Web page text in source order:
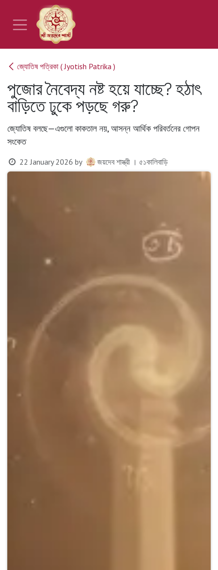
Skip to Content
জ্যোতিষ পত্রিকা ( Jyotish Patrika )
পুজোর নৈবেদ্য নষ্ট হয়ে যাচ্ছে? হঠাৎ
বাড়িতে ঢুকে পড়ছে গরু?
জ্যোতিষ বলছে—এগুলো কাকতাল নয়, আসন্ন আর্থিক পরিবর্তনের গোপন
সংকেত
22 January 2026 by জয়দেব শাস্ত্রী । ৫১কালিবাড়ি